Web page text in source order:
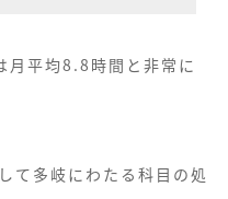
月平均8.8時間と非常に
て多岐にわたる科目の処